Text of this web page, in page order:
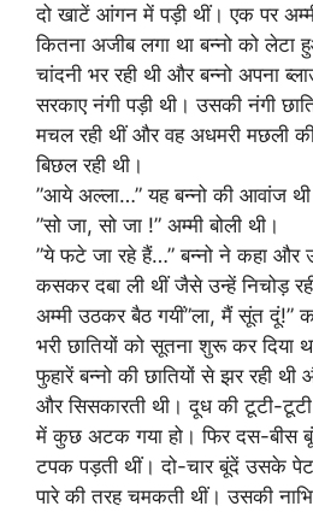
दो खाटें आंगन में पड़ी थीं। एक पर
कितना अजीब लगा था बन्नो को
चांदनी भर रही थी और बन्नो अपना
सरकाए नंगी पड़ी थी। उसकी नंगी
मचल रही थीं और वह अधमरी मछली
बिछल रही थी।
”आये अल्ला…” यह बन्नो की आवांज
”सो जा, सो जा !” अम्मी बोली थी।
”ये फटे जा रहे हैं…” बन्नो ने कहा और
कसकर दबा ली थीं जैसे उन्हें निचोड़
अम्मी उठकर बैठ गयीं”ला, मैं सूंत दूं!”
भरी छातियों को सूतना शुरू कर दिया
फुहारें बन्नो की छातियों से झर रही
और सिसकारती थी। दूध की टूटी-
में कुछ अटक गया हो। फिर दस-बीस
टपक पड़ती थीं। दो-चार बूंदें उसके
पारे की तरह चमकती थीं। उसकी